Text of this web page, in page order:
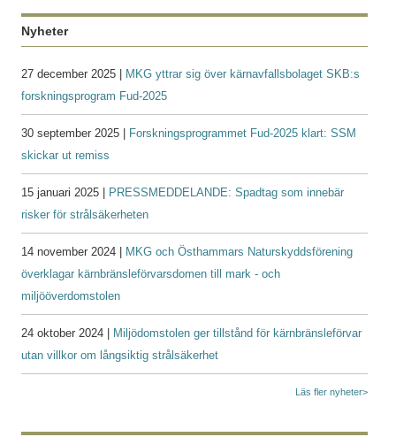
Nyheter
27 december 2025 |
MKG yttrar sig över kärnavfallsbolaget SKB:s
forskningsprogram Fud-2025
30 september 2025 |
Forskningsprogrammet Fud-2025 klart: SSM
skickar ut remiss
15 januari 2025 |
PRESSMEDDELANDE: Spadtag som innebär
risker för strålsäkerheten
14 november 2024 |
MKG och Östhammars Naturskyddsförening
överklagar kärnbränsleförvarsdomen till mark - och
miljööverdomstolen
24 oktober 2024 |
Miljödomstolen ger tillstånd för kärnbränsleförvar
utan villkor om långsiktig strålsäkerhet
Läs fler nyheter>